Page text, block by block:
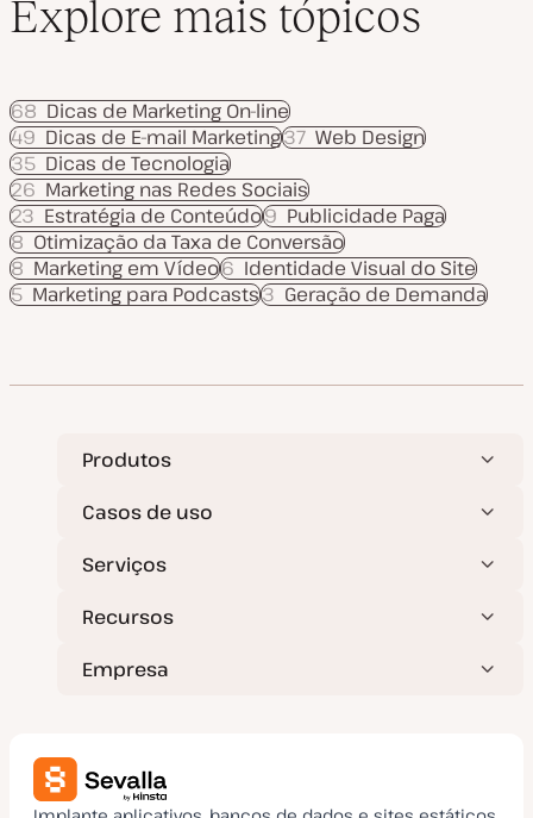
Explore mais tópicos
Dicas de Marketing On-line
68
Dicas de E-mail Marketing
49 Web Design
37
Dicas de Tecnologia
35
Marketing nas Redes Sociais
26
Estratégia de Conteúdo
23 Publicidade Paga
9
Otimização da Taxa de Conversão
8
Marketing em Vídeo
8 Identidade Visual do Site
6
Marketing para Podcasts
5 Geração de Demanda
3
Produtos
Casos de uso
Serviços
Recursos
Empresa